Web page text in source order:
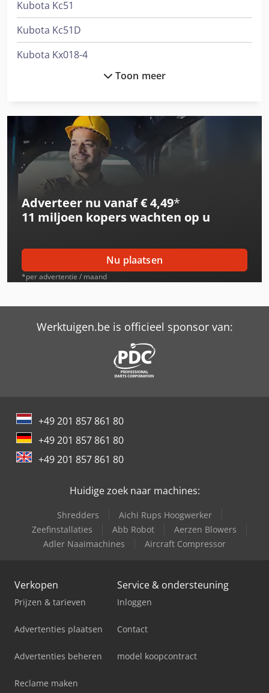
Kubota Kc51
Kubota Kc51D
Kubota Kx018-4
Kubota Kx080-3
Kubota Kx080-3 A
Kubota Kx080-4A2
Kubota Kx101-3 A 2
Kubota Kx121-3 A
Kubota Kx161-3 A
Kubota Kx36-2A
Kubota Kx41-2S
Kubota Kx61-2 Alpha
Kubota Kx61-3
Kubota Kx71-3
Kubota Kx91-3 A 2
Kubota R070
Toon meer
Adverteer nu vanaf € 4,49*
11 miljoen koperswachten op u
Nu plaatsen
*per advertentie / maand
Werktuigen.be is officieel sponsor van:
+49 201 857 861 80
+49 201 857 861 80
+49 201 857 861 80
Huidige zoek naar machines:
Shredders
Aichi Rups Hoogwerker
Zeefinstallaties
Abb Robot
Aerzen Blowers
Adler Naaimachines
Aircraft Compressor
Verkopen
Prijzen & tarieven
Advertenties plaatsen
Advertenties beheren
Reclame maken
Service & ondersteuning
Inloggen
Contact
model koopcontract